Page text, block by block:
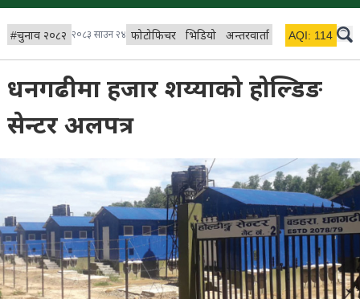
#चुनाव २०८२ २०८३ साउन २४ फोटोफिचर भिडियो अन्तरवार्ता विचार/ब्लग
AQI: 114
धनगढीमा हजार शय्याको होल्डिङ
सेन्टर अलपत्र